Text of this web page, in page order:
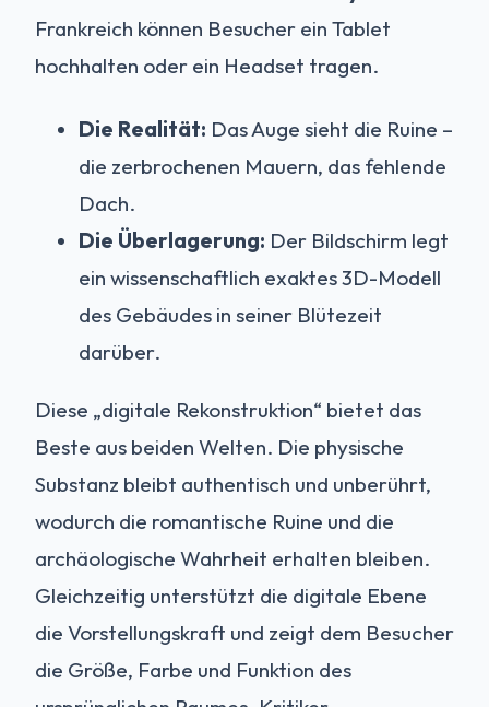
Frankreich können Besucher ein Tablet
hochhalten oder ein Headset tragen.
Die Realität: Das Auge sieht die Ruine –
die zerbrochenen Mauern, das fehlende
Dach.
Die Überlagerung: Der Bildschirm legt
ein wissenschaftlich exaktes 3D-Modell
des Gebäudes in seiner Blütezeit
darüber.
Diese „digitale Rekonstruktion“ bietet das
Beste aus beiden Welten. Die physische
Substanz bleibt authentisch und unberührt,
wodurch die romantische Ruine und die
archäologische Wahrheit erhalten bleiben.
Gleichzeitig unterstützt die digitale Ebene
die Vorstellungskraft und zeigt dem Besucher
die Größe, Farbe und Funktion des